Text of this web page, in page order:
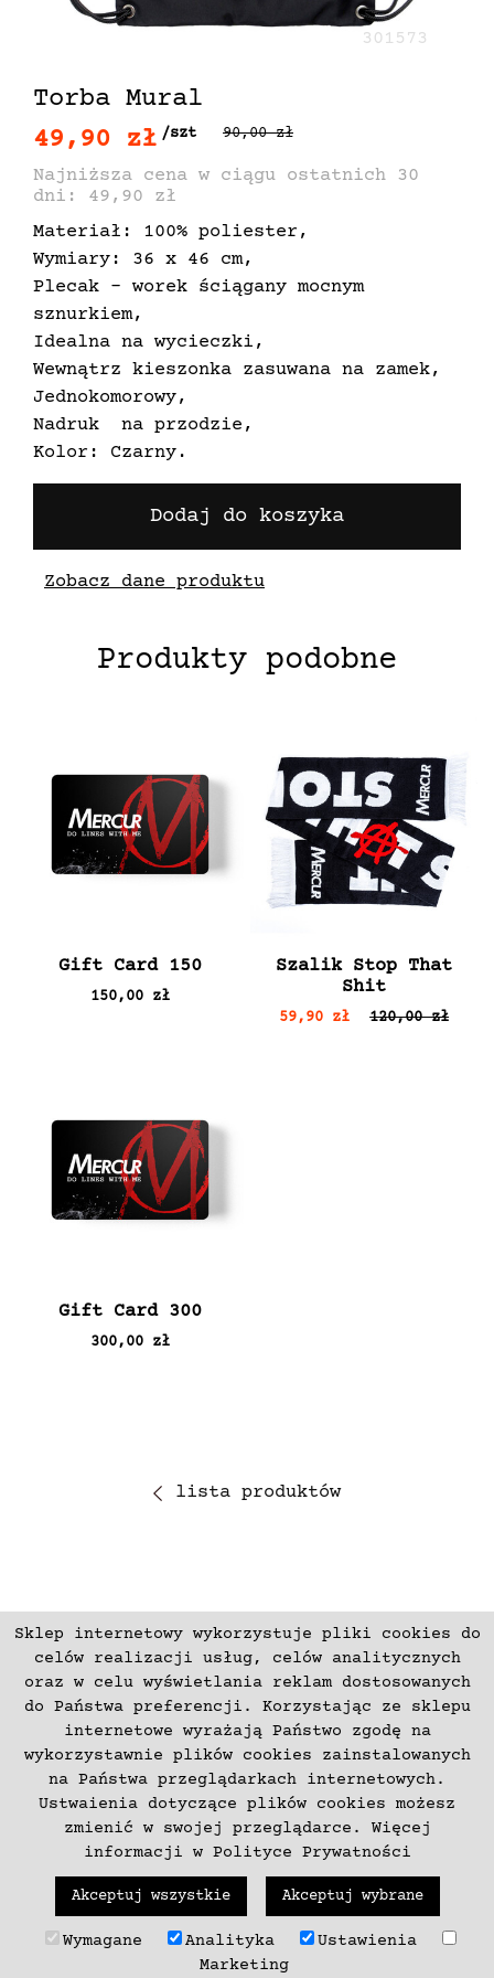
Sklep internetowy wykorzystuje pliki cookies do
celów realizacji usług, celów analitycznych
oraz w celu wyświetlania reklam dostosowanych
do Państwa preferencji. Korzystając ze sklepu
internetowe wyrażają Państwo zgodę na
wykorzystawnie plików cookies zainstalowanych
na Państwa przeglądarkach internetowych.
Ustwaienia dotyczące plików cookies możesz
zmienić w swojej przeglądarce. Więcej
informacji w Polityce Prywatności
Akceptuj wszystkie Akceptuj wybrane
Wymagane Analityka
Ustawienia
Marketing
Torba Mural
301573
49,90 zł /szt 90,00 zł
Najniższa cena w ciągu ostatnich 30
dni: 49,90 zł
Materiał: 100% poliester,
Wymiary: 36 x 46 cm,
Plecak - worek ściągany mocnym
sznurkiem,
Idealna na wycieczki,
Wewnątrz kieszonka zasuwana na zamek,
Jednokomorowy,
Nadruk na przodzie,
Kolor: Czarny.
Dodaj do koszyka
Zobacz dane produktu
Produkty podobne
Gift Card 150
150,00 zł
Szalik Stop That
Shit
59,90 zł 120,00 zł
Gift Card 300
300,00 zł
lista produktów
ZAPISZ SIĘ
Płatności
Regulamin
Polityka prywatności
Deklaracja dostępności
Zwroty i Reklamacje
Kontakt
O nas
+48 537797700
(C) 2003-2026 Copyright mercurproject.com. Wszelkie prawa
neki.pl